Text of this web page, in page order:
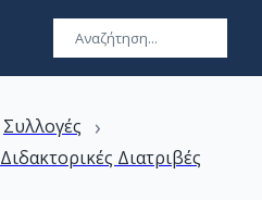
Συλλογές ›
Διδακτορικές Διατριβές